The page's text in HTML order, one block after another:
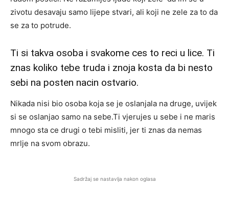
zivotu desavaju samo lijepe stvari, ali koji ne zele za to da
se za to potrude.
Ti si takva osoba i svakome ces to reci u lice. Ti
znas koliko tebe truda i znoja kosta da bi nesto
sebi na posten nacin ostvario.
Nikada nisi bio osoba koja se je oslanjala na druge, uvijek
si se oslanjao samo na sebe.Ti vjerujes u sebe i ne maris
mnogo sta ce drugi o tebi misliti, jer ti znas da nemas
mrlje na svom obrazu.
Sadržaj se nastavlja nakon oglasa